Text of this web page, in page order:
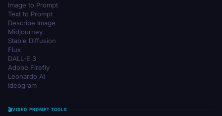
Image to Prompt
Text to Prompt
Describe Image
Midjourney
Stable Diffusion
Flux
DALL-E 3
Adobe Firefly
Leonardo AI
Ideogram
VIDEO PROMPT TOOLS